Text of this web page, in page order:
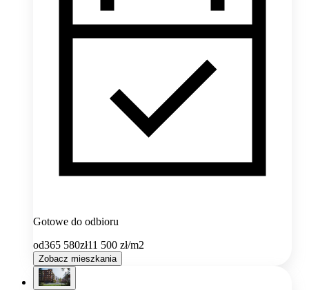
Gotowe do odbioru
od365 580zł11 500 zł/m2
Zobacz mieszkania